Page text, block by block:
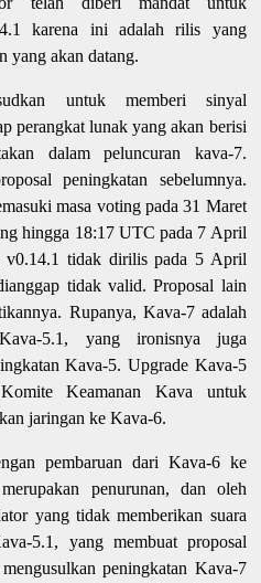
karena ini adalah rilis yang
yang akan datang.
untuk memberi sinyal
perangkat lunak yang akan berisi
dalam peluncuran kava-7.
peningkatan sebelumnya.
masa voting pada 31 Maret
hingga 18:17 UTC pada 7 April
tidak dirilis pada 5 April
tidak valid. Proposal lain
Rupanya, Kava-7 adalah
5.1, yang ironisnya juga
Kava-5. Upgrade Kava-5
Keamanan Kava untuk
jaringan ke Kava-6.
pembaruan dari Kava-6 ke
penurunan, dan oleh
yang tidak memberikan suara
5.1, yang membuat proposal
peningkatan Kava-7